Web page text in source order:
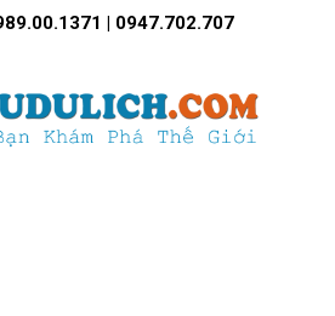
| 0947.702.707